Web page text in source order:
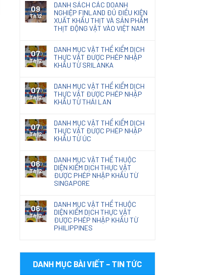
09
Th12
DANH SÁCH CÁC DOANH
NGHIỆP FINLAND ĐỦ ĐIỀU KIỆN
XUẤT KHẨU THỊT VÀ SẢN PHẨM
THỊT ĐỘNG VẬT VÀO VIỆT NAM
07
Th12
DANH MỤC VẬT THỂ KIỂM DỊCH
THỰC VẬT ĐƯỢC PHÉP NHẬP
KHẨU TỪ SRILANKA
07
Th12
DANH MỤC VẬT THỂ KIỂM DỊCH
THỰC VẬT ĐƯỢC PHÉP NHẬP
KHẨU TỪ THÁI LAN
07
Th12
DANH MỤC VẬT THỂ KIỂM DỊCH
THỰC VẬT ĐƯỢC PHÉP NHẬP
KHẨU TỪ ÚC
06
Th12
DANH MỤC VẬT THỂ THUỘC
DIỆN KIỂM DỊCH THỰC VẬT
ĐƯỢC PHÉP NHẬP KHẨU TỪ
SINGAPORE
06
Th12
DANH MỤC VẬT THỂ THUỘC
DIỆN KIỂM DỊCH THỰC VẬT
ĐƯỢC PHÉP NHẬP KHẨU TỪ
PHILIPPINES
DANH MỤC BÀI VIẾT – TIN TỨC